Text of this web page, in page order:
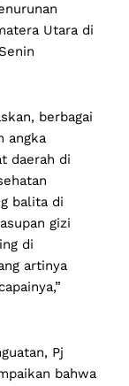
Utara di
berbagai
angka
daerah di
balita di
gizi
di
artinya
Pj
bahwa